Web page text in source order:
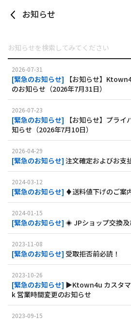
お知らせ
2026-07-31
[緊急のお知らせ]
【お知らせ】
のお知らせ（2026年7月31日）
2026-07-23
[緊急のお知らせ]
【お知らせ】プラ
知らせ（2026年7月10日）
2026-04-29
[緊急のお知らせ] 注文確定およびお支
2024-03-12
[緊急のお知らせ] ♦送料値下げのご案
2024-01-15
[緊急のお知らせ] ◈ JPショップ交換
2023-11-08
[緊急のお知らせ] 受取拒否前必読！
2023-10-26
[緊急のお知らせ] ▶Ktown4u カスタ
k 営業時間変更のお知らせ
2023-09-15